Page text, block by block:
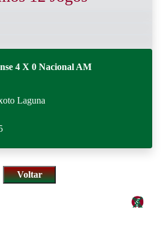
4 X 0 Nacional AM
Laguna